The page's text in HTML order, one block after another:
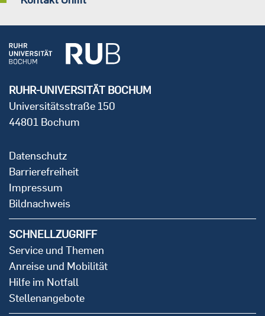
RUHR-UNIVERSITÄT BOCHUM
Universitätsstraße 150
44801 Bochum
Datenschutz
Barrierefreiheit
Impressum
Bildnachweis
SCHNELLZUGRIFF
Service und Themen
Anreise und Mobilität
Hilfe im Notfall
Stellenangebote